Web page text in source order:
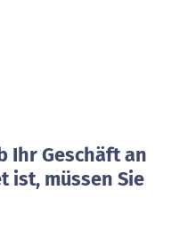
Ihr Geschäft an
ist, müssen Sie